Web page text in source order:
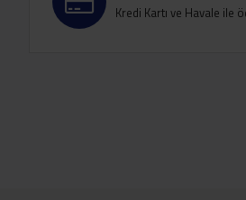
Kredi Kartı ve Havale ile